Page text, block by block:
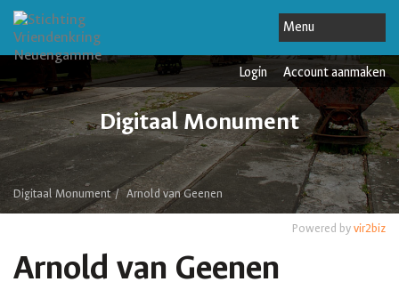
Login Account aanmaken
Digitaal Monument
Digitaal Monument Arnold van Geenen
Arnold van Geenen
Powered byvir2biz